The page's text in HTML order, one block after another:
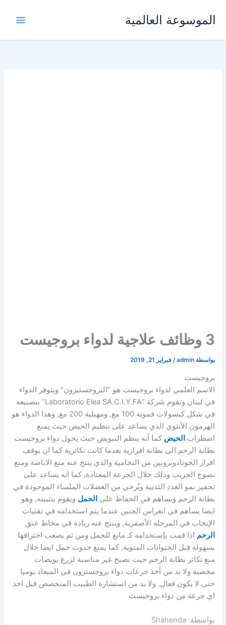
الموسوعة العالمية
3 وظائف علاجية لدواء بروجيست
بواسطة admin
/فبراير 21, 2019
بروجيست
الاسم العلمي لدواء بروجيست هو “البروجستيرون” ويتوفر الدواء
في لبنان وتقوم شركة “Laboratorio Elea SA.C.I.Y.FA” بتصنيعه
في شكل كبسولات فموية 100 مغ, ومهبلية 200 مغ, وهذا الدواء هو
الهرمون الأنثوي الذي يساعد على تنظيم الحيض حيث يمنع
اضطراب الحيض كما أنه ينظم التبويض حيث يحول دواء بروجيست
بطانة الرحم الى بطانة افرازية بعدما كانت تكاثرية كما ان يوقف
افراز الجونادوتروبين من النخامية والذي ينتج عنه منع الاباضة ومنع
نضوج الجريب وذلك خلال الجرعة المعتادة, كما انه يساعد على
تحفيز نمو الغدد الثديية ويُرخي من العضلات الملساء الموجودة في
بطانة الرحم ويساهم في الحفاظ على الحمل ويقوم بتثبيته, وهو
ايضا يساهم في انغراس الجنين عندما يتم استخدامه في تقنيات
الإنجاب في المرحلة الأصفرية, وينتج عنه زيادة في مخاط عنق
الرحم اذا قمت بإستخدامه كـ مانع للحمل ومن ثم يصعب اختراقها
بسهولة قِبل الحيوانات المنوية, كما يمنع حدوث حمل ايضا خلال
منع تكاثر بطانة الرحم حيث تصبح غير مناسبة لزرع بويضات
مخصبة ولا بد من أخذ جرعات دواء بروجسترون في الميعاد يوميا
حتى لا يكون فعال, ولا بد من استشارة الطبيب المتخصص قبل اخذ
اي جرعة من دواء بروجيست
بواسطة: Shahenda